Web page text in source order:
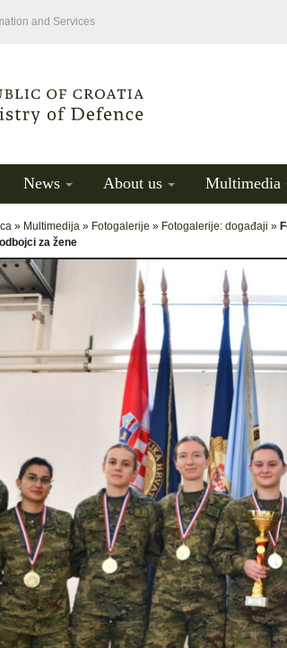
and Services
News About us Multimedia
» Multimedija » Fotogalerije » Fotogalerije: događaji »
za žene